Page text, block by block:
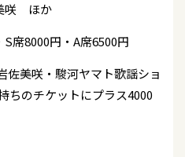
咲 ほか
席8000円・A席6500円
美咲・駿河ヤマト歌謡ショ
ちのチケットにプラス4000